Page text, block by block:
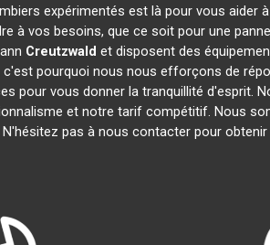
expérimentés est là pour vous aider
à vos besoins, que ce soit pour une
Creutzwald et disposent des
c'est pourquoi nous nous efforçons de
pour vous donner la tranquillité d'esprit.
et notre tarif compétitif. Nous
N'hésitez pas à nous contacter pour